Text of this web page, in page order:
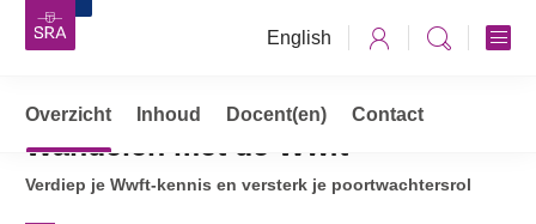
English
Opleidingen, cursussen & trainingen
Wandelen met de Wwft
Verdiep je Wwft-kennis en versterk je poortwachtersrol
Overzicht Inhoud Docent(en) Contact